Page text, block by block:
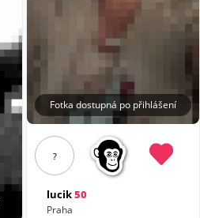
Fotka dostupná po přihlášení
?
lucik50
Praha